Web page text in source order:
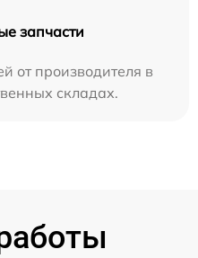
запчасти
от производителя в
складах.